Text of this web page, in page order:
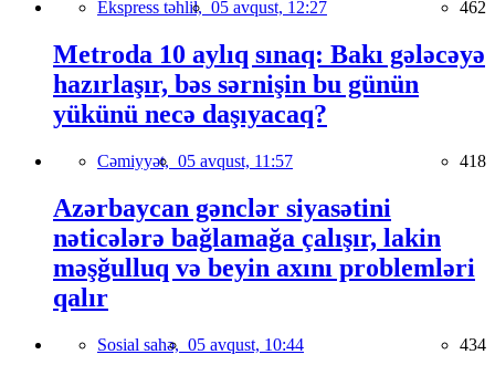
Ekspress təhlil, 05 avqust, 12:27 462
Metroda 10 aylıq sınaq: Bakı gələcəyə
hazırlaşır, bəs sərnişin bu günün
yükünü necə daşıyacaq?
Cəmiyyət, 05 avqust, 11:57 418
Azərbaycan gənclər siyasətini
nəticələrə bağlamağa çalışır, lakin
məşğulluq və beyin axını problemləri
qalır
Sosial sahə, 05 avqust, 10:44 434